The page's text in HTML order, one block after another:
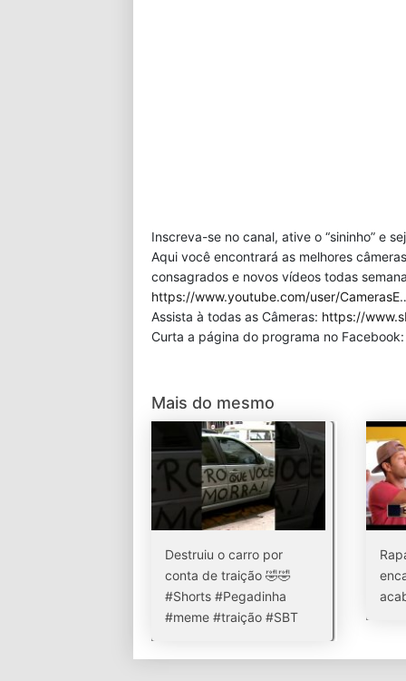
Inscreva-se no canal, ative o “sininho” e
Aqui você encontrará as melhores
consagrados e novos vídeos todas
https://www.youtube.com/user/CamerasE
Assista à todas as Câmeras: https://
Curta a página do programa no
Mais do mesmo
Destruiu o carro por
conta de traição 🤣🤣
#Shorts #Pegadinha
#meme #traição #SBT